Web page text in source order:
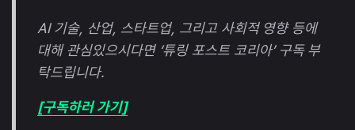
AI 기술, 산업, 스타트업, 그리고 사회적 영향 등에
대해 관심있으시다면 ‘튜링 포스트 코리아’ 구독 부
탁드립니다.
[구독하러 가기]